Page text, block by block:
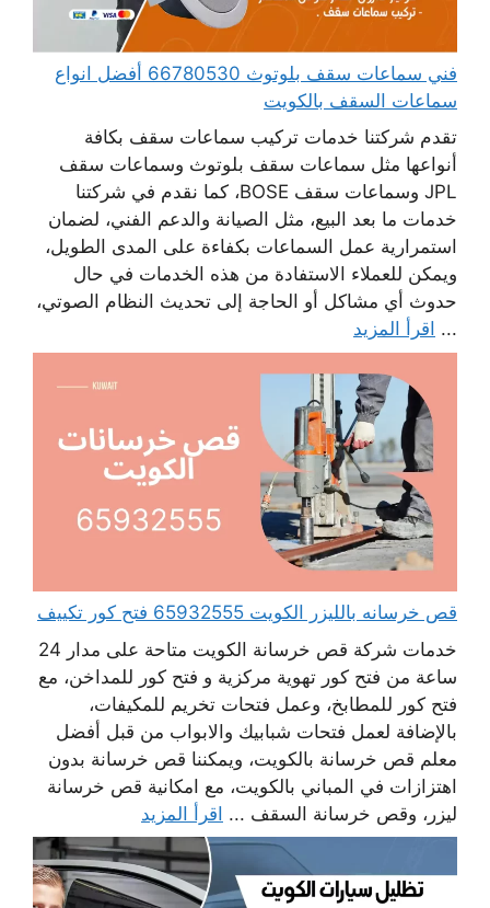
فني سماعات سقف بلوتوث 66780530 أفضل انواع
سماعات السقف بالكويت
تقدم شركتنا خدمات تركيب سماعات سقف بكافة
أنواعها مثل سماعات سقف بلوتوث وسماعات سقف
JPL وسماعات سقف BOSE، كما نقدم في شركتنا
خدمات ما بعد البيع، مثل الصيانة والدعم الفني، لضمان
استمرارية عمل السماعات بكفاءة على المدى الطويل،
ويمكن للعملاء الاستفادة من هذه الخدمات في حال
حدوث أي مشاكل أو الحاجة إلى تحديث النظام الصوتي،
... اقرأ المزيد
قص خرسانه بالليزر الكويت 65932555 فتح كور تكييف
خدمات شركة قص خرسانة الكويت متاحة على مدار 24
ساعة من فتح كور تهوية مركزية و فتح كور للمداخن، مع
فتح كور للمطابخ، وعمل فتحات تخريم للمكيفات،
بالإضافة لعمل فتحات شبابيك والابواب من قبل أفضل
معلم قص خرسانة بالكويت، ويمكننا قص خرسانة بدون
اهتزازات في المباني بالكويت، مع امكانية قص خرسانة
ليزر، وقص خرسانة السقف ... اقرأ المزيد